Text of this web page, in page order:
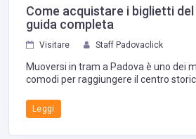
Come acquistare i biglietti
guida completa
Visitare Staff Padovaclick
Muoversi in tram a Padova è uno dei
comodi per raggiungere il centro
della città.
Leggi